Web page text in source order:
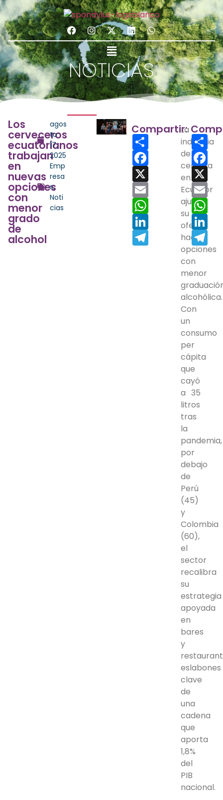
NOTICIAS
Los
cerveceros
ecuatorianos
trabajan
en
nuevas
opciones
con
menor
grado
de
alcohol
agos
to
17,
2025
Emp
resa
s,
Noti
cias
Compartir:
Share
Facebook
X
Email
WhatsApp
LinkedIn
Telegram
La
industria
de la
cerveza
en
Ecuador
ajusta
su
oferta
hacia
opciones
con
menor
alcohólica.
Con
un
consumo
per
cápita
que
cayó
a 35
litros
tras
la
pandemia,
por
debajo
de
Perú
(45)
y
Colombia
(60),
el
sector
recalibra
su
estrategia
apoyada
en
bares
y
eslabones
clave
de
una
cadena
que
aporta
1,8%
del
PIB
nacional.
X